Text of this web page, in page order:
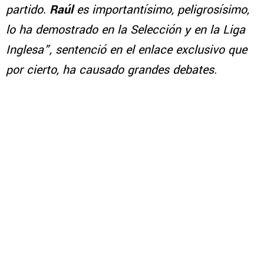
partido. Raúles importantísimo, peligrosísimo,
lo ha demostrado en la Selección y en la Liga
Inglesa”, sentenció en el enlace exclusivo que
por cierto, ha causado grandes debates.